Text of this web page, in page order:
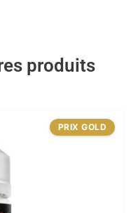
produits
PRIX GOLD